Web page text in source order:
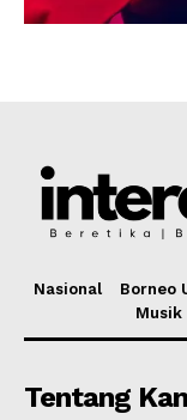
Nasional Borneo
Musik
Tentang